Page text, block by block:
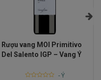
hình ảnh nữ thần
tượng của sự giàu
từ chai rượu này không
là sự tôn vinh vẻ đẹp,
Rượu vang MOI Primitivo
Del Salento IGP – Vang Ý
- Ý